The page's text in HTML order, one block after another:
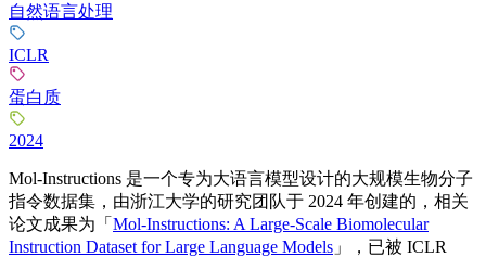
自然语言处理
ICLR
蛋白质
2024
Mol-Instructions 是一个专为大语言模型设计的大规模生物分子
指令数据集，由浙江大学的研究团队于 2024 年创建的，相关
论文成果为「 Mol-Instructions: A Large-Scale Biomolecular
Instruction Dataset for Large Language Models 」，已被 ICLR